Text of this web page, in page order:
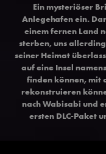
Ein mysteriöser
Anlegehafen ein.
einem fernen Land
sterben, uns
seiner Heimat
auf eine Insel
finden können, mit
rekonstruieren
nach Wabisabi und
ersten DLC-Paket